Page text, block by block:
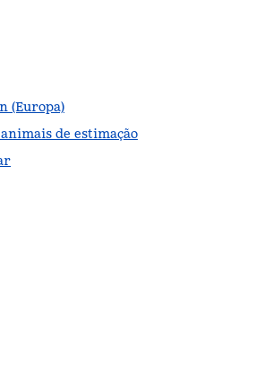
(Europa)
de estimação